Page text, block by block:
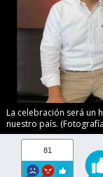
La celebración será un
nuestro país.
81